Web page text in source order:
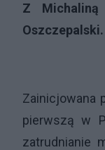
Z Michaliną
Oszczepalski.
Zainicjowana
pierwszą w
zatrudnianie